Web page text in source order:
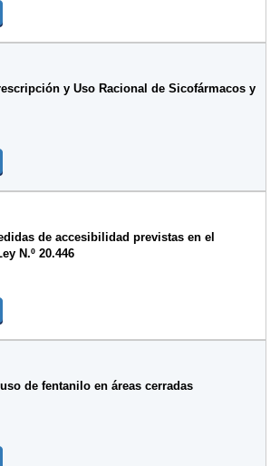
y Uso Racional de Sicofármacos y
de accesibilidad previstas en el
N.º 20.446
de fentanilo en áreas cerradas